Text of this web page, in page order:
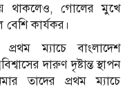
থাকলেও, গোলের মুখে
বেশি কার্যকর।
ম্যাচে বাংলাদেশ
দারুণ দৃষ্টান্ত স্থাপন
তাদের প্রথম ম্যাচে